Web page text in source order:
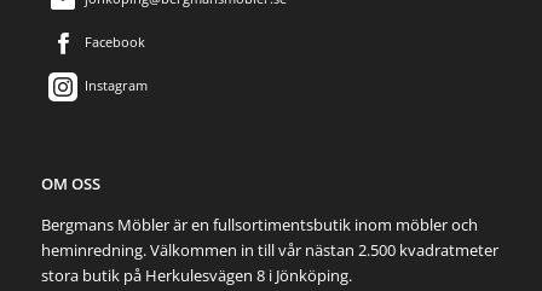
Facebook
Instagram
OM OSS
Bergmans Möbler är en fullsortimentsbutik inom möbler och
heminredning. Välkommen in till vår nästan 2.500 kvadratmeter
stora butik på Herkulesvägen 8 i Jönköping.